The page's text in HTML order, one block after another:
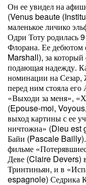
Он ее увидел на
(Venus beaute
маленькое личико
Одри Тоту родилась 9
Флорана. Ее
Marshall), за который
подающая надежду.
номинации на Сезар,
перед ним стояла
«Выходи за меня»,
(Epouse-moi,
выход картины с ее
ничтожна» (Dieu est
Байи (Pascale
фильме
Деве (Claire Devers)
Тринтиньян, и в
espagnole) Седрика